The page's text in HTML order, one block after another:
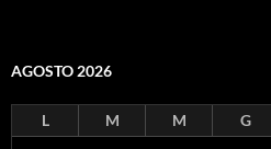
AGOSTO 2026
L M M G